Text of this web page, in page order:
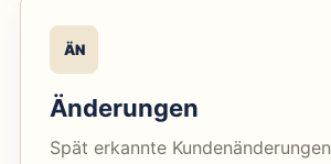
ÄN
Änderungen
Spät erkannte